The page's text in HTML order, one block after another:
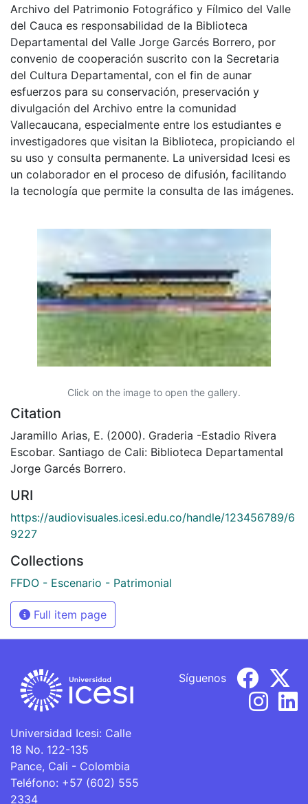
Archivo del Patrimonio Fotográfico y Fílmico del Valle
del Cauca es responsabilidad de la Biblioteca
Departamental del Valle Jorge Garcés Borrero, por
convenio de cooperación suscrito con la Secretaria
del Cultura Departamental, con el fin de aunar
esfuerzos para su conservación, preservación y
divulgación del Archivo entre la comunidad
Vallecaucana, especialmente entre los estudiantes e
investigadores que visitan la Biblioteca, propiciando el
su uso y consulta permanente. La universidad Icesi es
un colaborador en el proceso de difusión, facilitando
la tecnología que permite la consulta de las imágenes.
Click on the image to open the gallery.
Citation
Jaramillo Arias, E. (2000). Graderia -Estadio Rivera
Escobar. Santiago de Cali: Biblioteca Departamental
Jorge Garcés Borrero.
URI
https://audiovisuales.icesi.edu.co/handle/123456789/6
9227
Collections
FFDO - Escenario - Patrimonial
Full item page
Universidad Icesi: Calle
18 No. 122-135
Pance, Cali - Colombia
Teléfono: +57 (602) 555
2334
Síguenos